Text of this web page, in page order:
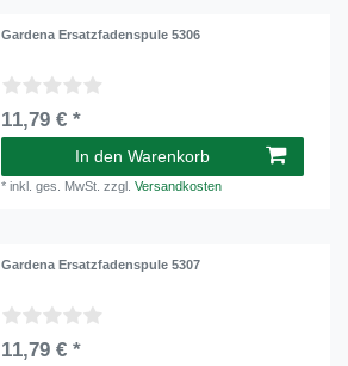
Gardena Ersatzfadenspule 5306
11,79 € *
In den Warenkorb
*inkl. ges. MwSt. zzgl.Versandkosten
Gardena Ersatzfadenspule 5307
11,79 € *